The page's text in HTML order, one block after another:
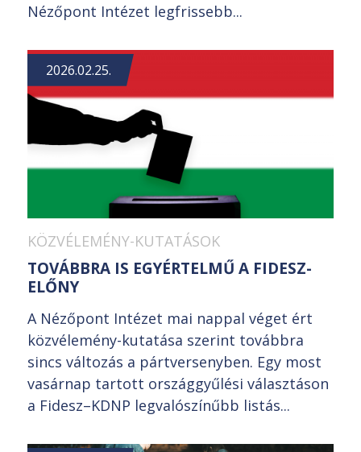
Nézőpont Intézet legfrissebb...
2026.02.25.
KÖZVÉLEMÉNY-KUTATÁSOK
TOVÁBBRA IS EGYÉRTELMŰ A FIDESZ-
ELŐNY
A Nézőpont Intézet mai nappal véget ért
közvélemény-kutatása szerint továbbra
sincs változás a pártversenyben. Egy most
vasárnap tartott országgyűlési választáson
a Fidesz–KDNP legvalószínűbb listás...